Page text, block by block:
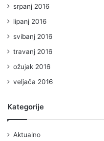
srpanj 2016
lipanj 2016
svibanj 2016
travanj 2016
ožujak 2016
veljača 2016
Kategorije
Aktualno